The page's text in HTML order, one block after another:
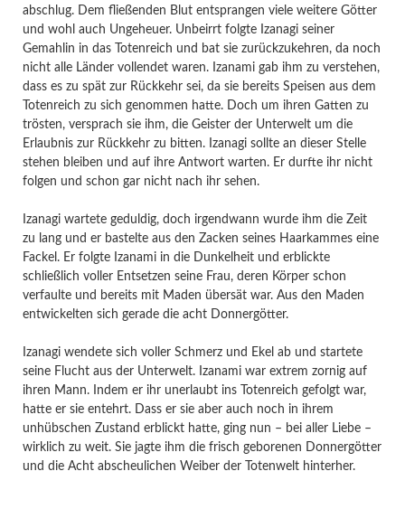
abschlug. Dem fließenden Blut entsprangen viele weitere Götter
und wohl auch Ungeheuer. Unbeirrt folgte Izanagi seiner
Gemahlin in das Totenreich und bat sie zurückzukehren, da noch
nicht alle Länder vollendet waren. Izanami gab ihm zu verstehen,
dass es zu spät zur Rückkehr sei, da sie bereits Speisen aus dem
Totenreich zu sich genommen hatte. Doch um ihren Gatten zu
trösten, versprach sie ihm, die Geister der Unterwelt um die
Erlaubnis zur Rückkehr zu bitten. Izanagi sollte an dieser Stelle
stehen bleiben und auf ihre Antwort warten. Er durfte ihr nicht
folgen und schon gar nicht nach ihr sehen.
Izanagi wartete geduldig, doch irgendwann wurde ihm die Zeit
zu lang und er bastelte aus den Zacken seines Haarkammes eine
Fackel. Er folgte Izanami in die Dunkelheit und erblickte
schließlich voller Entsetzen seine Frau, deren Körper schon
verfaulte und bereits mit Maden übersät war. Aus den Maden
entwickelten sich gerade die acht Donnergötter.
Izanagi wendete sich voller Schmerz und Ekel ab und startete
seine Flucht aus der Unterwelt. Izanami war extrem zornig auf
ihren Mann. Indem er ihr unerlaubt ins Totenreich gefolgt war,
hatte er sie entehrt. Dass er sie aber auch noch in ihrem
unhübschen Zustand erblickt hatte, ging nun – bei aller Liebe –
wirklich zu weit. Sie jagte ihm die frisch geborenen Donnergötter
und die Acht abscheulichen Weiber der Totenwelt hinterher.